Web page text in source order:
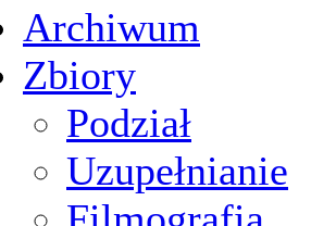
Archiwum
Zbiory
Podział
Uzupełnianie